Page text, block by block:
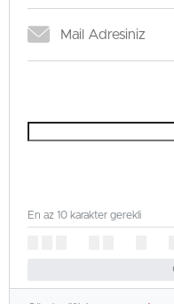
En az 10 karakter gerekli